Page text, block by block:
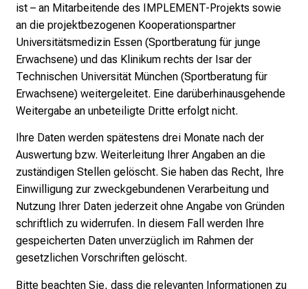
ist – an Mitarbeitende des IMPLEMENT-Projekts sowie
an die projektbezogenen Kooperationspartner
Universitätsmedizin Essen (Sportberatung für junge
Erwachsene) und das Klinikum rechts der Isar der
Technischen Universität München (Sportberatung für
Erwachsene) weitergeleitet. Eine darüberhinausgehende
Weitergabe an unbeteiligte Dritte erfolgt nicht.
Ihre Daten werden spätestens drei Monate nach der
Auswertung bzw. Weiterleitung Ihrer Angaben an die
zuständigen Stellen gelöscht. Sie haben das Recht, Ihre
Einwilligung zur zweckgebundenen Verarbeitung und
Nutzung Ihrer Daten jederzeit ohne Angabe von Gründen
schriftlich zu widerrufen. In diesem Fall werden Ihre
gespeicherten Daten unverzüglich im Rahmen der
gesetzlichen Vorschriften gelöscht.
Bitte beachten Sie, dass die relevanten Informationen zu